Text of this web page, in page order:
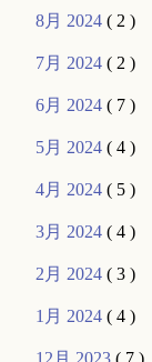
8月 2024( 2 )
7月 2024( 2 )
6月 2024( 7 )
5月 2024( 4 )
4月 2024( 5 )
3月 2024( 4 )
2月 2024( 3 )
1月 2024( 4 )